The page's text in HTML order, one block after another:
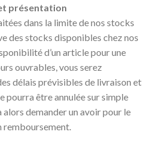
présentation
dans la limite de nos stocks
des stocks disponibles chez nos
d’un article pour une
ouvrables, vous serez
délais prévisibles de livraison et
pourra être annulée sur simple
demander un avoir pour le
remboursement.